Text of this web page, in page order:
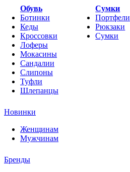
Обувь
Ботинки
Кеды
Кроссовки
Лоферы
Мокасины
Сандалии
Слипоны
Туфли
Шлепанцы
Сумки
Портфели
Рюкзаки
Сумки
Новинки
Женщинам
Мужчинам
Бренды